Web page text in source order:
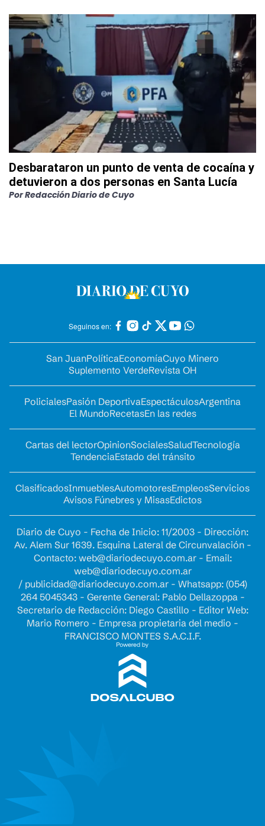
Desbarataron un punto de venta de cocaína y
detuvieron a dos personas en Santa Lucía
PorRedacción Diario de Cuyo
Seguinos en:
San JuanPolíticaEconomíaCuyo Minero
Suplemento VerdeRevista OH
PolicialesPasión DeportivaEspectáculosArgentina
El MundoRecetasEn las redes
Cartas del lectorOpinionSocialesSaludTecnología
TendenciaEstado del tránsito
ClasificadosInmueblesAutomotoresEmpleosServicios
Avisos Fúnebres y MisasEdictos
Diario de Cuyo - Fecha de Inicio: 11/2003 - Dirección:
Av. Alem Sur 1639. Esquina Lateral de Circunvalación -
Contacto: web@diariodecuyo.com.ar- Email:
web@diariodecuyo.com.ar
/ publicidad@diariodecuyo.com.ar- Whatsapp: (054)
264 5045343 - Gerente General: Pablo Dellazoppa -
Secretario de Redacción: Diego Castillo - Editor Web:
Mario Romero - Empresa propietaria del medio -
FRANCISCO MONTES S.A.C.I.F.